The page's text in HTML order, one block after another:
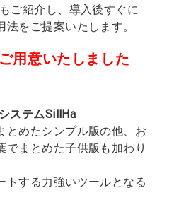
ご紹介し、導入後すぐに
をご提案いたします。
用意いたしました
ステムSillHa
とめたシンプル版の他、お
でまとめた子供版も加わり
トする力強いツールとなる